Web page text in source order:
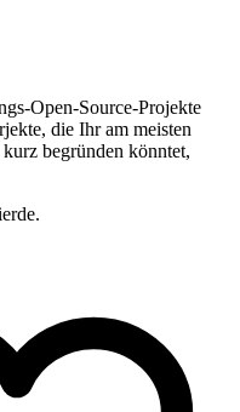
Open-Source-Projekte
die Ihr am meisten
begründen könntet,